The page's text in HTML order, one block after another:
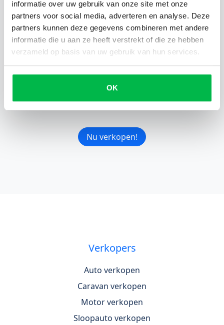
informatie over uw gebruik van onze site met onze
partners voor social media, adverteren en analyse. Deze
partners kunnen deze gegevens combineren met andere
informatie die u aan ze heeft verstrekt of die ze hebben
verzameld op basis van uw gebruik van hun services.
OK
Binnen 24 uur een bod
Gratis ophalen, betaling en vrijwaring
Alleen erkende bedrijven
Voor verkopers kosteloos en vrijblijvend
Je kunt het bod vrijblijvend accepteren of
Nu verkopen!
Verkopers
Auto verkopen
Caravan verkopen
Motor verkopen
Sloopauto verkopen